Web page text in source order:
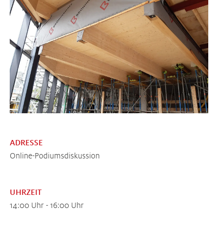
ADRESSE
Online-Podiumsdiskussion
UHRZEIT
14:00 Uhr - 16:00 Uhr